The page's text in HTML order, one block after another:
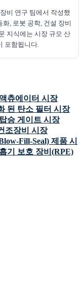
비 연구 팀에서 작성했
, 로봇 공학, 건설 장비
지식에는 시장 규모 산
포함됩니다.
츄에이터 시장
된 탄소 필터 시장
승 게이트 시장
조장비 시장
Fill-Seal) 제품 시
기 보호 장비(RPE)